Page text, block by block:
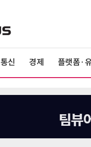
통신 경제 플랫폼·